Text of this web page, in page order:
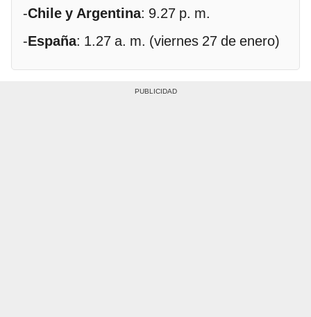
-Chile y Argentina: 9.27 p. m.
-España: 1.27 a. m. (viernes 27 de enero)